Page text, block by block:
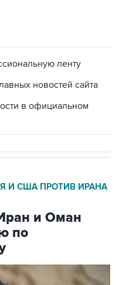
ленту
новостей сайта
в официальном
И США ПРОТИВ ИРАНА
и Оман
по